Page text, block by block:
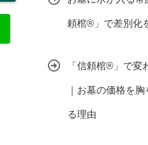
頼棺®」で差別化
「信頼棺®」で変
｜お墓の価格を
る理由